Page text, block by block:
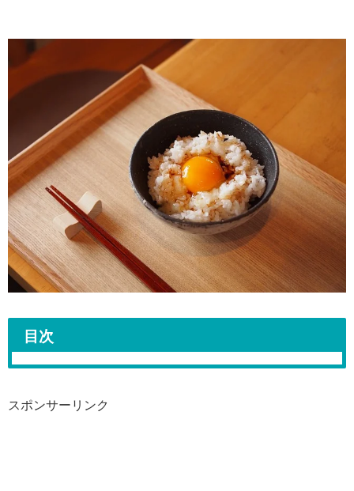
目次
スポンサーリンク